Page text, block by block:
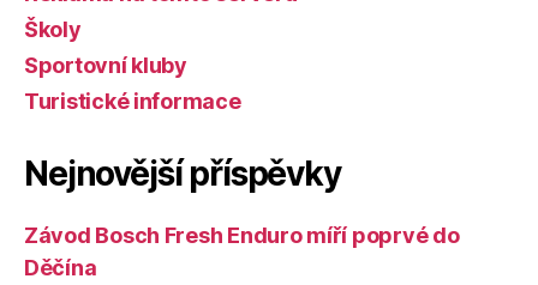
Školy
Sportovní kluby
Turistické informace
Nejnovější příspěvky
Závod Bosch Fresh Enduro míří poprvé do
Děčína